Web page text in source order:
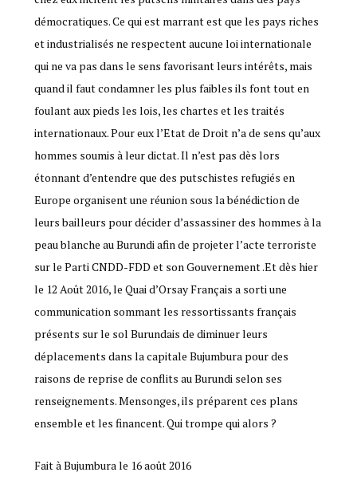
démocratiques. Ce qui est marrant est que les pays riches
et industrialisés ne respectent aucune loi internationale
qui ne va pas dans le sens favorisant leurs intérêts, mais
quand il faut condamner les plus faibles ils font tout en
foulant aux pieds les lois, les chartes et les traités
internationaux. Pour eux l’Etat de Droit n’a de sens qu’aux
hommes soumis à leur dictat. Il n’est pas dès lors
étonnant d’entendre que des putschistes refugiés en
Europe organisent une réunion sous la bénédiction de
leurs bailleurs pour décider d’assassiner des hommes à la
peau blanche au Burundi afin de projeter l’acte terroriste
sur le Parti CNDD-FDD et son Gouvernement .Et dès hier
le 12 Août 2016, le Quai d’Orsay Français a sorti une
communication sommant les ressortissants français
présents sur le sol Burundais de diminuer leurs
déplacements dans la capitale Bujumbura pour des
raisons de reprise de conflits au Burundi selon ses
renseignements. Mensonges, ils préparent ces plans
ensemble et les financent. Qui trompe qui alors ?
Fait à Bujumbura le 16 août 2016